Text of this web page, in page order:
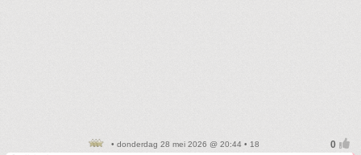
• donderdag 28 mei 2026 @ 20:44 • 18